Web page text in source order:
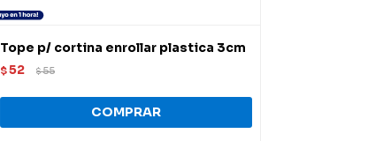
Tope p/ cortina enrollar plastica 3cm
$52 $55